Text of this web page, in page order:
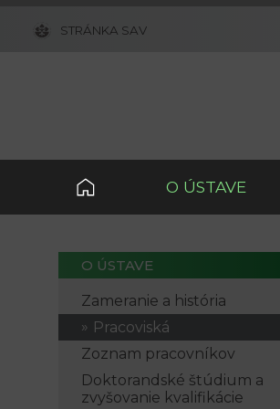
STRÁNKA SAV
O ÚSTAVE
O ÚSTAVE
Zameranie a história
Pracoviská
Zoznam pracovníkov
Doktorandské štúdium a
zvyšovanie kvalifikácie